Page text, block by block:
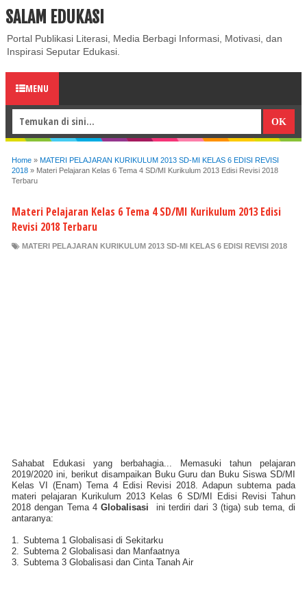
ABOUT CONTACT US
SALAM EDUKASI
Portal Publikasi Literasi, Media Berbagi Informasi, Motivasi, dan
Inspirasi Seputar Edukasi.
MENU
Home » MATERI PELAJARAN KURIKULUM 2013 SD-MI KELAS 6 EDISI REVISI
2018 » Materi Pelajaran Kelas 6 Tema 4 SD/MI Kurikulum 2013 Edisi Revisi 2018
Terbaru
Materi Pelajaran Kelas 6 Tema 4 SD/MI Kurikulum 2013 Edisi
Revisi 2018 Terbaru
MATERI PELAJARAN KURIKULUM 2013 SD-MI KELAS 6 EDISI REVISI 2018
Sahabat Edukasi yang berbahagia... Memasuki tahun pelajaran
2019/2020 ini, berikut disampaikan Buku Guru dan Buku Siswa SD/MI
Kelas VI (Enam) Tema 4 Edisi Revisi 2018. Adapun subtema pada
materi pelajaran Kurikulum 2013 Kelas 6 SD/MI Edisi Revisi Tahun
2018 dengan Tema 4Globalisasi
ini terdiri dari 3 (tiga) sub tema, di
antaranya:
1.
Subtema 1 Globalisasi di Sekitarku
2.
Subtema 2 Globalisasi dan Manfaatnya
3.
Subtema 3 Globalisasi dan Cinta Tanah Air